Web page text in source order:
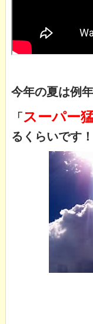
今年の夏は例
「 スーパー
るくらいです！